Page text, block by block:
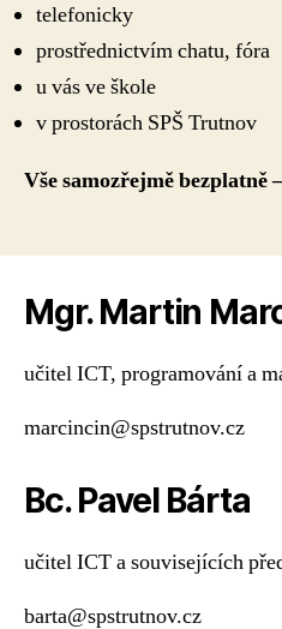
telefonicky
prostřednictvím chatu, fóra
u vás ve škole
v prostorách SPŠ Trutnov
Vše samozřejmě bezplatně
Mgr. Martin
učitel ICT, programování a
marcincin@spstrutnov.cz
Bc. Pavel Bárta
učitel ICT a souvisejících
barta@spstrutnov.cz